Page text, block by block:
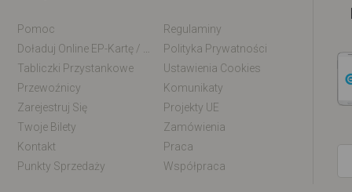
Pomoc
Regulaminy
Polityka Prywatności
Tabliczki Przystankowe
Ustawienia Cookies
Przewoźnicy
Komunikaty
Zarejestruj Się
Projekty UE
Twoje Bilety
Zamówienia
Kontakt
Praca
Punkty Sprzedaży
Współpraca